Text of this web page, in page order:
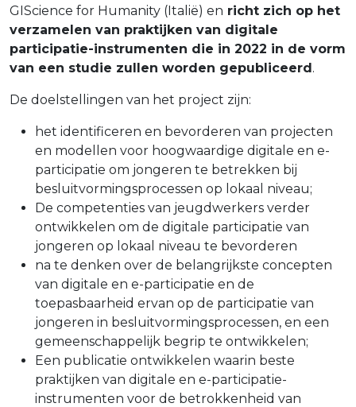
GIScience for Humanity (Italië) en richt zich op het
verzamelen van praktijken van digitale
participatie-instrumenten die in 2022 in de vorm
van een studie zullen worden gepubliceerd.
De doelstellingen van het project zijn:
het identificeren en bevorderen van projecten
en modellen voor hoogwaardige digitale en e-
participatie om jongeren te betrekken bij
besluitvormingsprocessen op lokaal niveau;
De competenties van jeugdwerkers verder
ontwikkelen om de digitale participatie van
jongeren op lokaal niveau te bevorderen
na te denken over de belangrijkste concepten
van digitale en e-participatie en de
toepasbaarheid ervan op de participatie van
jongeren in besluitvormingsprocessen, en een
gemeenschappelijk begrip te ontwikkelen;
Een publicatie ontwikkelen waarin beste
praktijken van digitale en e-participatie-
instrumenten voor de betrokkenheid van